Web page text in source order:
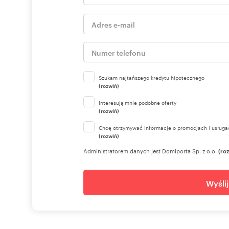
Nr licencji zawodowej: 18840
Szukam najtańszego kredytu hipotecznego
(rozwiń)
Interesują mnie podobne oferty
(rozwiń)
Chcę otrzymywać informacje o promocjach i
(rozwiń)
Administratorem danych jest Domiporta Sp. z o.o.